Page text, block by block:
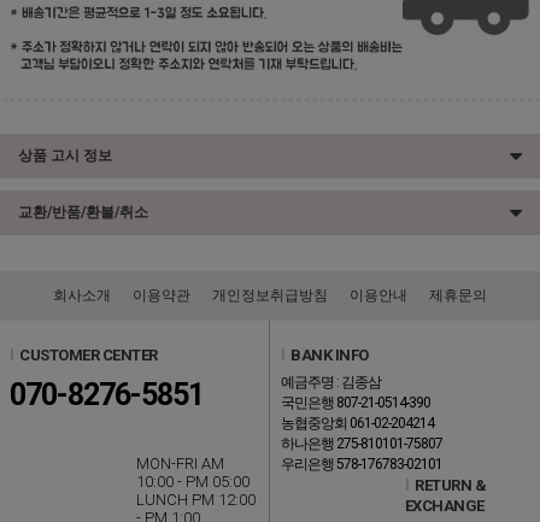
상품 고시 정보
교환/반품/환불/취소
회사소개 이용약관 개인정보취급방침 이용안내 제휴문의
CUSTOMER CENTER
070-8276-5851
MON-FRI AM
10:00 - PM 05:00
LUNCH PM 12:00
- PM 1:00
BANK INFO
예금주명 : 김종삼
국민은행 807-21-0514-390
농협중앙회 061-02-204214
하나은행 275-810101-75807
우리은행 578-176783-02101
RETURN &
EXCHANGE